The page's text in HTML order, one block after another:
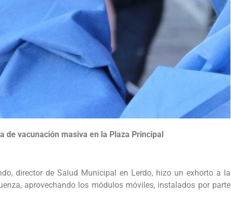
de vacunación masiva en la Plaza Principal
director de Salud Municipal en Lerdo, hizo un exhorto a la
aprovechando los módulos móviles, instalados por parte